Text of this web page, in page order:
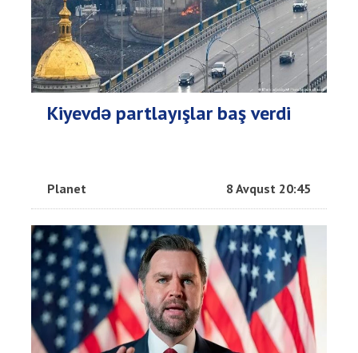
Kiyevdə partlayışlar baş verdi
Planet 8 Avqust 20:45